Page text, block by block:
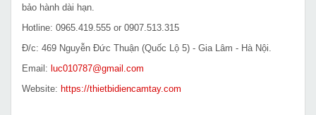
bảo hành dài hạn.
Hotline: 0965.419.555 or 0907.513.315
Đ/c: 469 Nguyễn Đức Thuận (Quốc Lộ 5) - Gia Lâm - Hà Nội.
Email: luc010787@gmail.com
Website: https://thietbidiencamtay.com